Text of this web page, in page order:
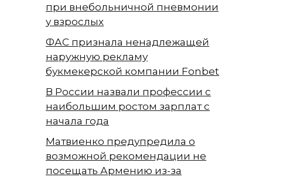
при внебольничной пневмонии
у взрослых
ФАС признала ненадлежащей
наружную рекламу
букмекерской компании Fonbet
В России назвали профессии с
наибольшим ростом зарплат с
начала года
Матвиенко предупредила о
возможной рекомендации не
посещать Армению из-за